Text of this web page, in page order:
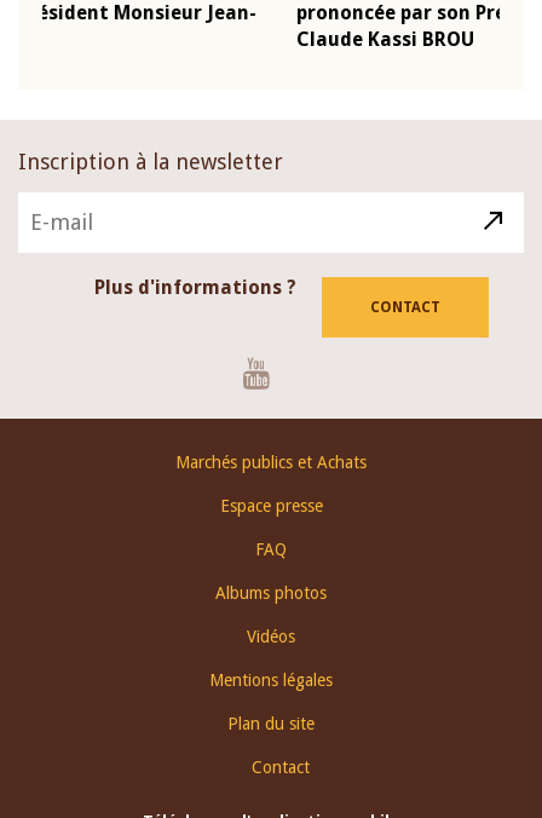
prononcée par son Président Monsieur Jean-
Inscription à la newsletter
Plus d'informations ?
CONTACT
Marchés publics et Achats
Espace presse
FAQ
Albums photos
Vidéos
Mentions légales
Plan du site
Contact